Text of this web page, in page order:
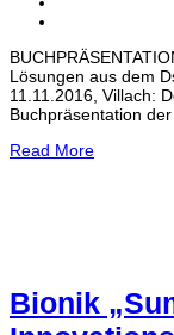
Lösungen aus dem
11.11.2016, Villach:
Buchpräsentation
Read More
Bionik